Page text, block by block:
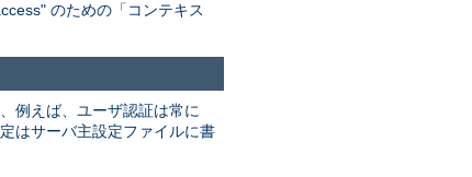
のための「コンテキス
例えば、ユーザ認証は常に
はサーバ主設定ファイルに書